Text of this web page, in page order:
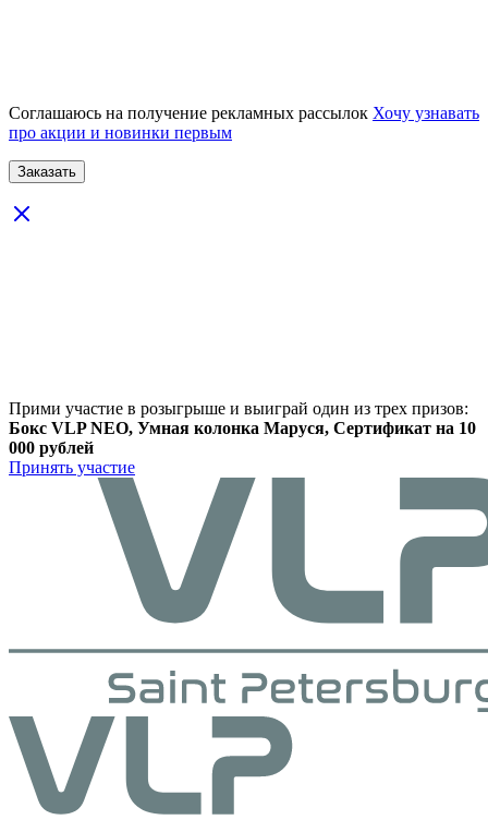
Соглашаюсь на получение рекламных рассылок Хочу узнавать
про акции и новинки первым
Прими участие в розыгрыше и выиграй один из трех призов:
Бокс VLP NEO, Умная колонка Маруся, Сертификат на 10
000 рублей
Принять участие